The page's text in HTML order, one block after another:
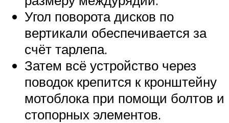
Угол поворота дисков по
вертикали обеспечивается за
счёт тарлепа.
Затем всё устройство через
поводок крепится к кронштейну
мотоблока при помощи болтов и
стопорных элементов.